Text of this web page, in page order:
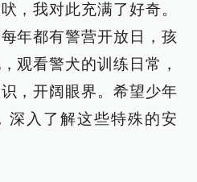
，我对此充满了好奇。
年都有警营开放日，孩
观看警犬的训练日常，
，开阔眼界。希望少年
深入了解这些特殊的安